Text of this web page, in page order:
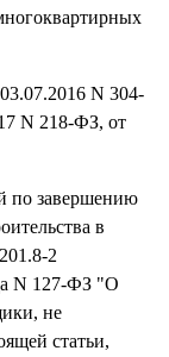
N 304-
N 218-ФЗ, от
по завершению
в
2
N 127-ФЗ "О
не
статьи,